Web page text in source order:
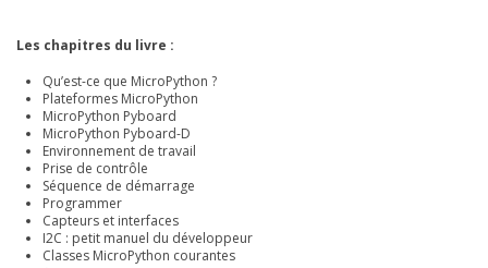
Les chapitres du livre :
Qu’est-ce que MicroPython ?
Plateformes MicroPython
MicroPython Pyboard
MicroPython Pyboard-D
Environnement de travail
Prise de contrôle
Séquence de démarrage
Programmer
Capteurs et interfaces
I2C : petit manuel du développeur
Classes MicroPython courantes